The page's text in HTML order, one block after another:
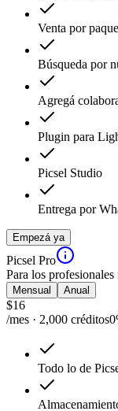
Venta por
Búsqueda por
Agregá
Plugin para
Picsel Studio
Entrega por
Empezá ya
Picsel Pro
Para los profesionales
Mensual Anual
$16
/mes · 2,000 créditos
Todo lo de